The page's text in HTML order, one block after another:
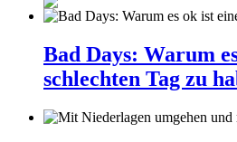
Bad Days: Warum
schlechten Tag zu